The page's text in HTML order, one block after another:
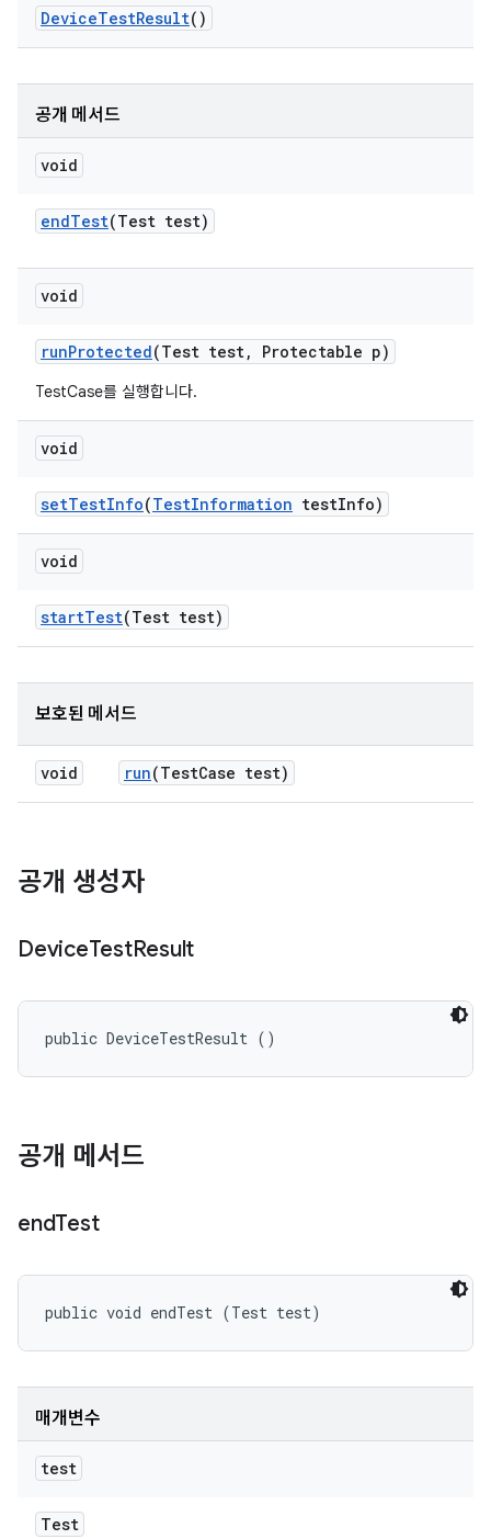
DeviceTestResult()
공개 메서드
void
endTest(Test test)
void
runProtected(Test test, Protectable p)
TestCase를 실행합니다.
void
setTestInfo(TestInformation testInfo)
void
startTest(Test test)
보호된 메서드
void run(TestCase test)
공개 생성자
DeviceTestResult
public DeviceTestResult ()
공개 메서드
endTest
public void endTest (Test test)
매개변수
test
Test